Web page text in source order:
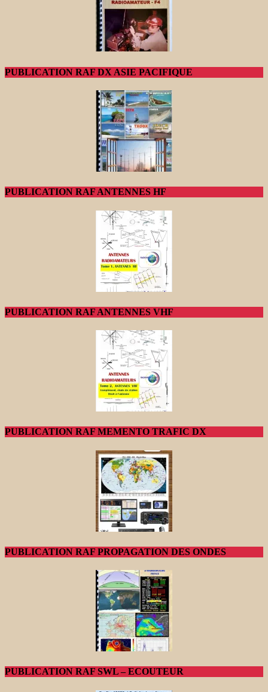
PUBLICATION RAF DX ASIE PACIFIQUE
PUBLICATION RAF ANTENNES HF
PUBLICATION RAF ANTENNES VHF
PUBLICATION RAF MEMENTO TRAFIC DX
PUBLICATION RAF PROPAGATION DES ONDES
PUBLICATION RAF SWL – ECOUTEUR